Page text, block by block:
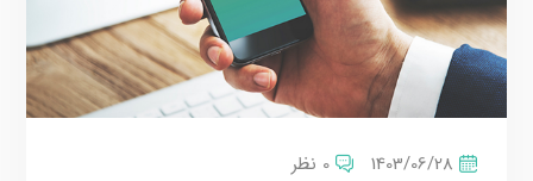
1403/06/28 0 نظر